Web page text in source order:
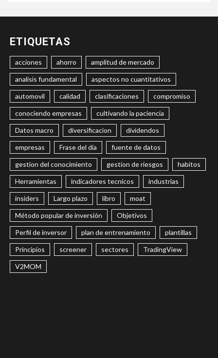
ETIQUETAS
acciones ahorro amplitud de mercado
analisis fundamental aspectos no cuantitativos
automovil calidad clasificaciones compromiso
conociendo empresas cultivando la paciencia
Datos macro diversificacion dividendos
empresas Frase del día fuente de datos
gestion del conocimiento gestion de riesgos habitos
Herramientas indicadores tecnicos industrias
insiders Largo plazo libro moat
Método popular de inversión Objetivos
Perfil de inversor plan de entrenamiento plantillas
Principios screener sectores TradingView
V2MOM